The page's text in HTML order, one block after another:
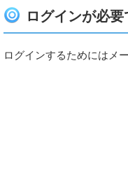
ログインが必要
ログインするためにはメ